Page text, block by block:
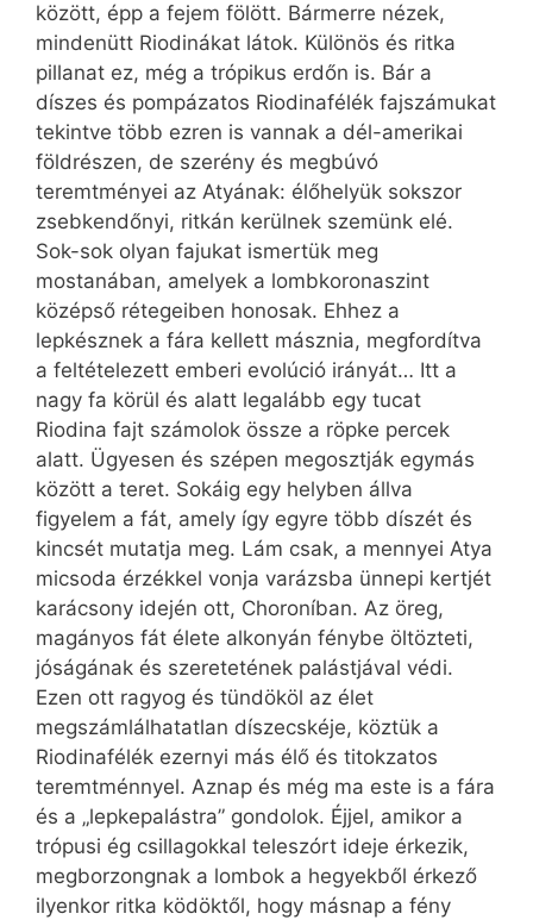
között, épp a fejem fölött. Bármerre nézek,
mindenütt Riodinákat látok. Különös és ritka
pillanat ez, még a trópikus erdőn is. Bár a
díszes és pompázatos Riodinafélék fajszámukat
tekintve több ezren is vannak a dél-amerikai
földrészen, de szerény és megbúvó
teremtményei az Atyának: élőhelyük sokszor
zsebkendőnyi, ritkán kerülnek szemünk elé.
Sok-sok olyan fajukat ismertük meg
mostanában, amelyek a lombkoronaszint
középső rétegeiben honosak. Ehhez a
lepkésznek a fára kellett másznia, megfordítva
a feltételezett emberi evolúció irányát… Itt a
nagy fa körül és alatt legalább egy tucat
Riodina fajt számolok össze a röpke percek
alatt. Ügyesen és szépen megosztják egymás
között a teret. Sokáig egy helyben állva
figyelem a fát, amely így egyre több díszét és
kincsét mutatja meg. Lám csak, a mennyei Atya
micsoda érzékkel vonja varázsba ünnepi kertjét
karácsony idején ott, Choroníban. Az öreg,
magányos fát élete alkonyán fénybe öltözteti,
jóságának és szeretetének palástjával védi.
Ezen ott ragyog és tündököl az élet
megszámlálhatatlan díszecskéje, köztük a
Riodinafélék ezernyi más élő és titokzatos
teremtménnyel. Aznap és még ma este is a fára
és a „lepkepalástra” gondolok. Éjjel, amikor a
trópusi ég csillagokkal teleszórt ideje érkezik,
megborzongnak a lombok a hegyekből érkező
ilyenkor ritka ködöktől, hogy másnap a fény